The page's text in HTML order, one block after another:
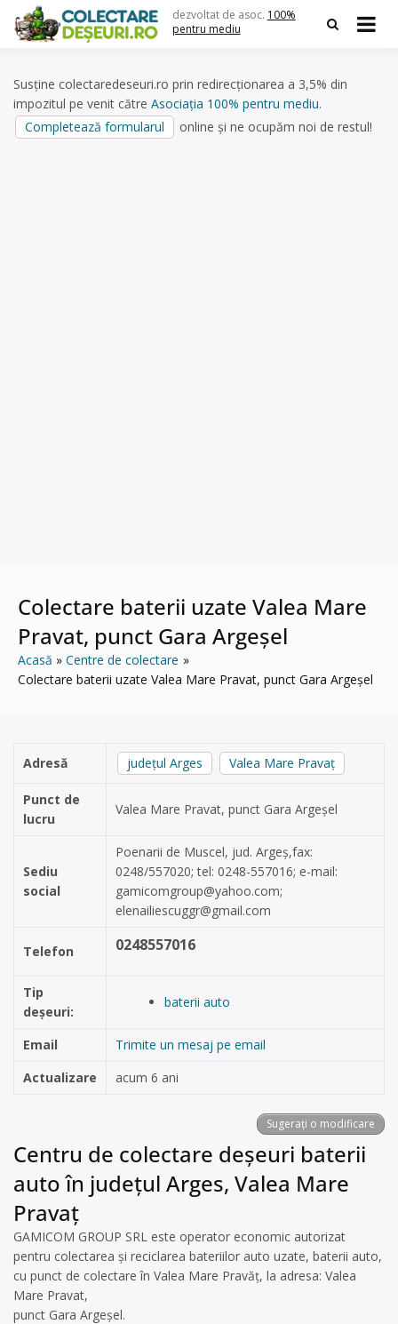
content
dezvoltat de asoc. 100%
pentru mediu
Susține colectaredeseuri.ro prin redirecționarea a 3,5% din
impozitul pe venit către Asociația 100% pentru mediu.
Completează formularul
online și ne ocupăm noi de restul!
Colectare baterii uzate Valea Mare
Pravat, punct Gara Argeșel
Acasă
Centre de colectare
Colectare baterii uzate Valea Mare Pravat, punct Gara Argeșel
Adresă județul Arges Valea Mare Pravaț
Punct de
lucru
Valea Mare Pravat, punct Gara Argeșel
Sediu
social
Poenarii de Muscel, jud. Argeș,fax:
0248/557020; tel: 0248-557016; e-mail:
gamicomgroup@yahoo.com;
elenailiescuggr@gmail.com
Telefon 0248557016
Tip
deșeuri:
baterii auto
Email
Trimite un mesaj pe email
Actualizare
acum 6 ani
Sugerați o modificare
Centru de colectare deșeuri baterii
auto în județul Arges, Valea Mare
Pravaț
GAMICOM GROUP SRL este operator economic autorizat
pentru colectarea și reciclarea bateriilor auto uzate, baterii auto,
cu punct de colectare în Valea Mare Pravăț, la adresa: Valea
Mare Pravat,
punct Gara Argeșel.